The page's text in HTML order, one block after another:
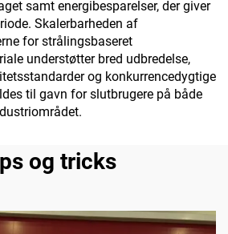
samt energibesparelser, der giver
Skalerbarheden af
for strålingsbaseret
understøtter bred udbredelse,
og konkurrencedygtige
til gavn for slutbrugere på både
og tricks